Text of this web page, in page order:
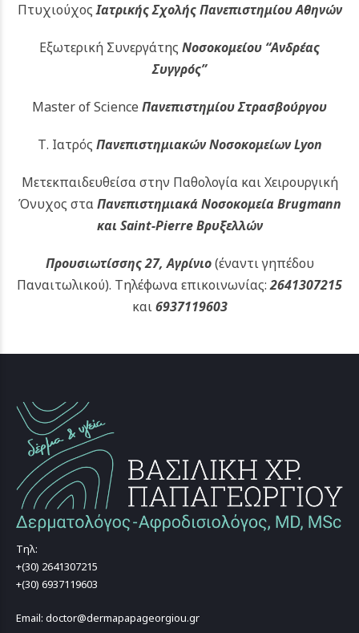
ΠτυχιούχοςΙατρικής Σχολής Πανεπιστημίου Αθηνών
Εξωτερική Συνεργάτης Νοσοκομείου “Ανδρέας
Συγγρός”
Master of Science Πανεπιστημίου Στρασβούργου
Τ. Ιατρός Πανεπιστημιακών Νοσοκομείων Lyon
Μετεκπαιδευθείσα στην Παθολογία και Χειρουργική
Όνυχος σταΠανεπιστημιακά Νοσοκομεία Brugmann
και Saint-Pierre Βρυξελλών
Προυσιωτίσσης 27, Αγρίνιο(έναντι γηπέδου
Παναιτωλικού). Τηλέφωνα επικοινωνίας:2641307215
και6937119603
Τηλ:
+(30) 2641307215
+(30) 6937119603
Email: doctor@dermapapageorgiou.gr